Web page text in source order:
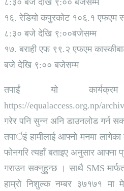
८:३० बजे देखि ९:०० बजेसम्म
१६. रेडियो कपुरकोट १०६.१ एफएम
८:३० बजे देखि ९:००बजेसम्म
१७. बराही एफ ९९.२ एफएम
बजे देखि ९:०० बजेसम्म
तपाईं यो
https://equalaccess.org.np/
गरेर पनि सुन्न अनि डाउनलोड गर्न
तपार्इं हामीलाई आफ्नो मनमा
फोनगरि त्यहाँ बताइए अनुसार आफ्ना
गराउन सक्नुहुन्छ । साथै SMS
हाम्रो निशुल्क नम्बर ३७१७१ मा